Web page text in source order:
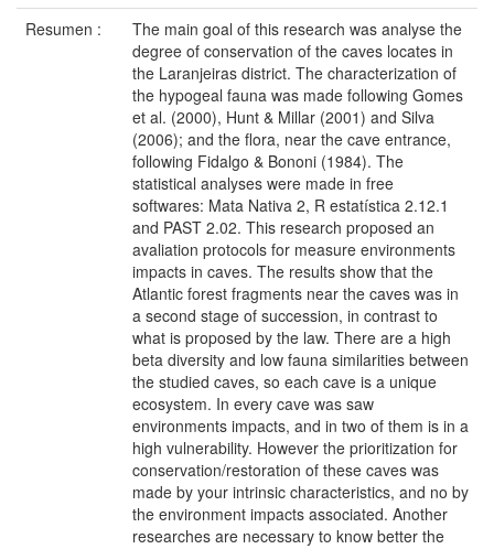
Resumen :
The main goal of this research was analyse the
degree of conservation of the caves locates in
the Laranjeiras district. The characterization of
the hypogeal fauna was made following Gomes
et al. (2000), Hunt & Millar (2001) and Silva
(2006); and the flora, near the cave entrance,
following Fidalgo & Bononi (1984). The
statistical analyses were made in free
softwares: Mata Nativa 2, R estatística 2.12.1
and PAST 2.02. This research proposed an
avaliation protocols for measure environments
impacts in caves. The results show that the
Atlantic forest fragments near the caves was in
a second stage of succession, in contrast to
what is proposed by the law. There are a high
beta diversity and low fauna similarities between
the studied caves, so each cave is a unique
ecosystem. In every cave was saw
environments impacts, and in two of them is in a
high vulnerability. However the prioritization for
conservation/restoration of these caves was
made by your intrinsic characteristics, and no by
the environment impacts associated. Another
researches are necessary to know better the